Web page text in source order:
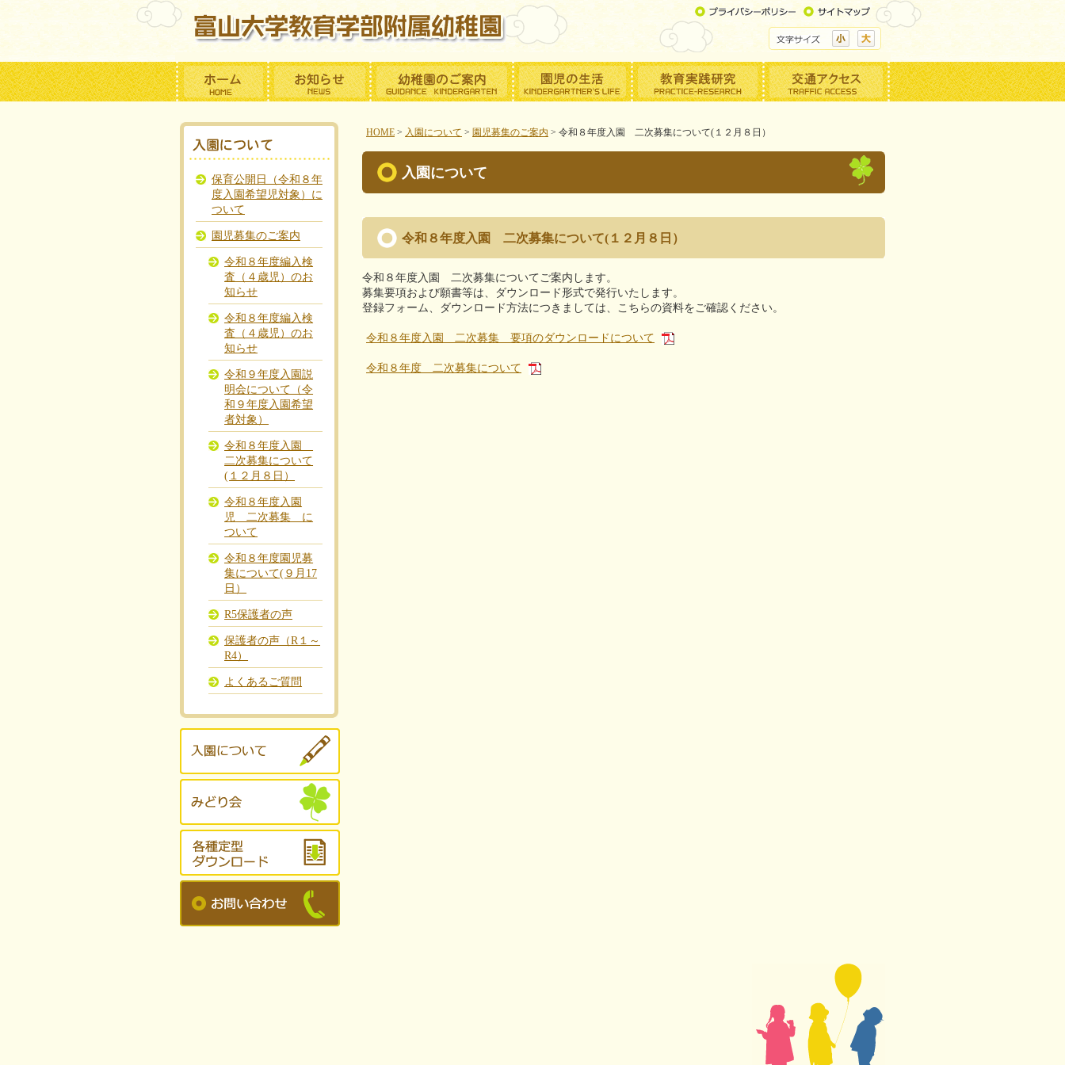
HOME > 入園について > 園児募集のご案内 > 令和８年度入園 二次募集について(１２月８日）
入園について
令和８年度入園 二次募集について(１２月８日）
令和８年度入園 二次募集についてご案内します。
募集要項および願書等は、ダウンロード形式で発行いたします。
登録フォーム、ダウンロード方法につきましては、こちらの資料をご確認ください。
令和８年度入園 二次募集 要項のダウンロードについて
令和８年度 二次募集について
保育公開日（令和８年
度入園希望児対象）に
ついて
園児募集のご案内
令和８年度編入検
査（４歳児）のお
知らせ
令和８年度編入検
査（４歳児）のお
知らせ
令和９年度入園説
明会について（令
和９年度入園希望
者対象）
令和８年度入園
二次募集について
(１２月８日）
令和８年度入園
児 二次募集 に
ついて
令和８年度園児募
集について(９月17
日）
R5保護者の声
保護者の声（R１～
R4）
よくあるご質問